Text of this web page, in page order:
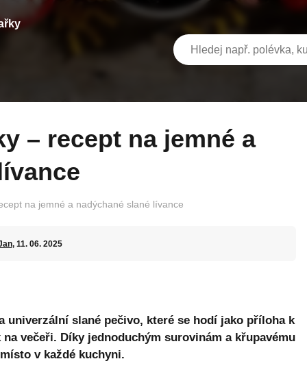
na jemné a nadýchané slané lívance
, 11. 06. 2025
univerzální slané pečivo, které se hodí jako příloha k
večeři. Díky jednoduchým surovinám a křupavému
v každé kuchyni.